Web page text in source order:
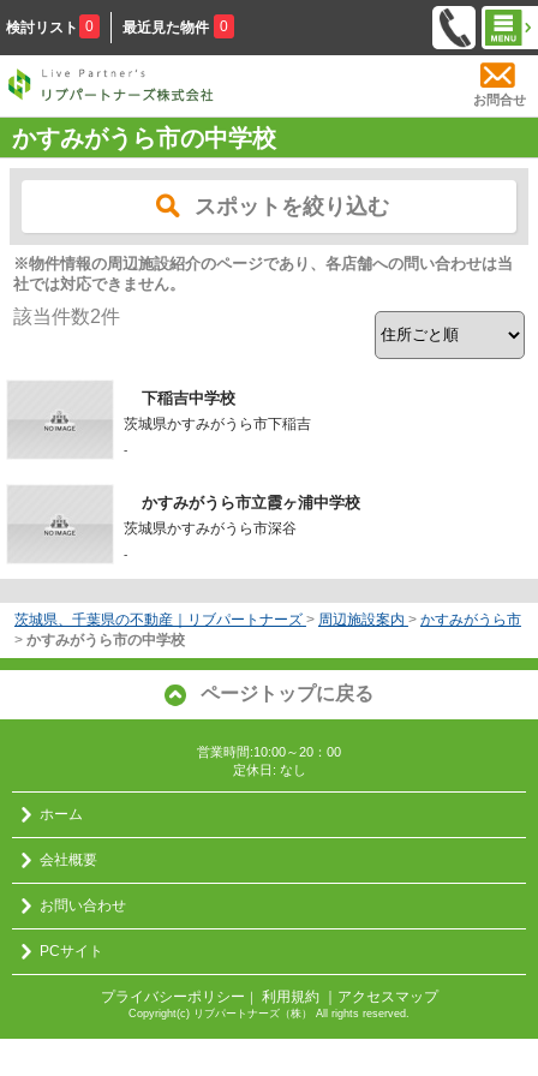
検討リスト 0 最近見た物件 0
お問合せ
かすみがうら市の中学校
スポットを絞り込む
※物件情報の周辺施設紹介のページであり、各店舗への問い合わせは当
社では対応できません。
該当件数2件
下稲吉中学校
茨城県かすみがうら市下稲吉
-
かすみがうら市立霞ヶ浦中学校
茨城県かすみがうら市深谷
-
茨城県、千葉県の不動産｜リブパートナーズ > 周辺施設案内 > かすみがうら市
> かすみがうら市の中学校
ページトップに戻る
営業時間:10:00～20：00
定休日: なし
ホーム
会社概要
お問い合わせ
PCサイト
プライバシーポリシー ｜ 利用規約 ｜アクセスマップ
Copyright(c) リブパートナーズ（株） All rights reserved.